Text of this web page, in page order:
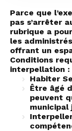
Parce que
pas s’arrêter
rubrique a
les
offrant un
Conditions
interpellation :
Habiter
Être âgé
peuvent
municipal